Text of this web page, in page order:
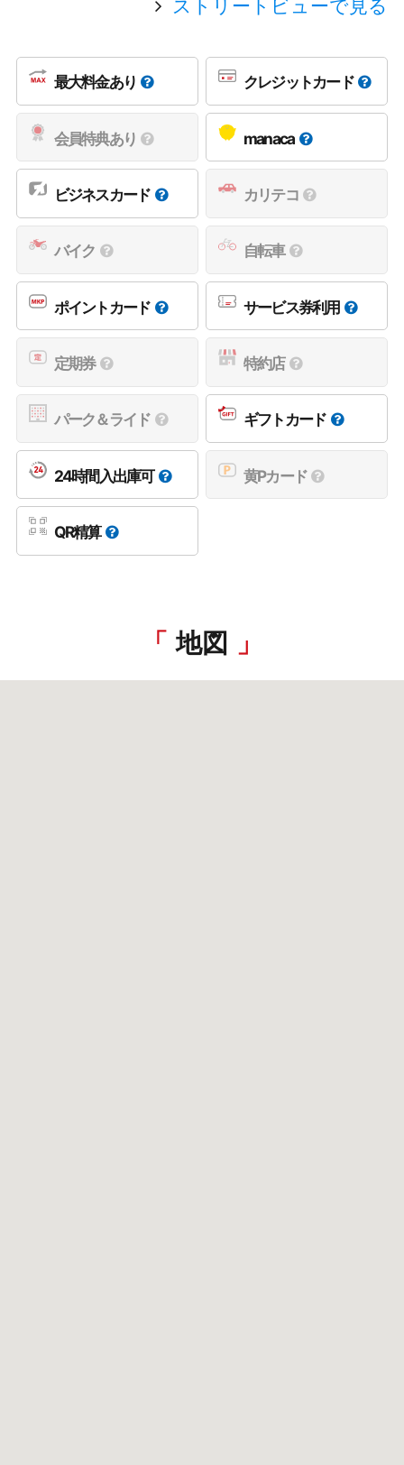
ストリートビューで見る
最大料金あり クレジットカード
会員特典あり manaca
ビジネスカード カリテコ
バイク 自転車
ポイントカード サービス券利用
定期券 特約店
パーク＆ライド ギフトカード
24時間入出庫可 黄Pカード
QR精算
地図